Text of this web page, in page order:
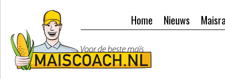
Nieuws
Home